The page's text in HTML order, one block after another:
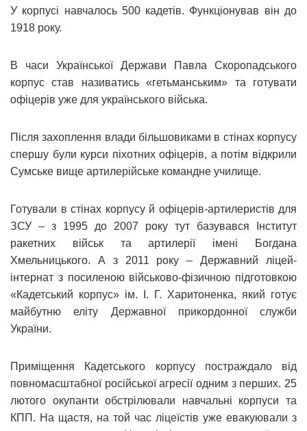
У корпусі навчалось 500 кадетів. Функціонував він до
1918 року.
В часи Української Держави Павла Скоропадського
корпус став називатись «гетьманським» та готувати
офіцерів уже для українського війська.
Після захоплення влади більшовиками в стінах корпусу
спершу були курси піхотних офіцерів, а потім відкрили
Сумське вище артилерійське командне училище.
Готували в стінах корпусу й офіцерів-артилеристів для
ЗСУ – з 1995 до 2007 року тут базувався Інститут
ракетних військ та артилерії імені Богдана
Хмельницького. А з 2011 року – Державний ліцей-
інтернат з посиленою військово-фізичною підготовкою
«Кадетський корпус» ім. І. Г. Харитоненка, який готує
майбутню еліту Державної прикордонної служби
України.
Приміщення Кадетського корпусу постраждало від
повномасштабної російської агресії одним з перших. 25
лютого окупанти обстрілювали навчальні корпуси та
КПП. На щастя, на той час ліцеїстів уже евакуювали з